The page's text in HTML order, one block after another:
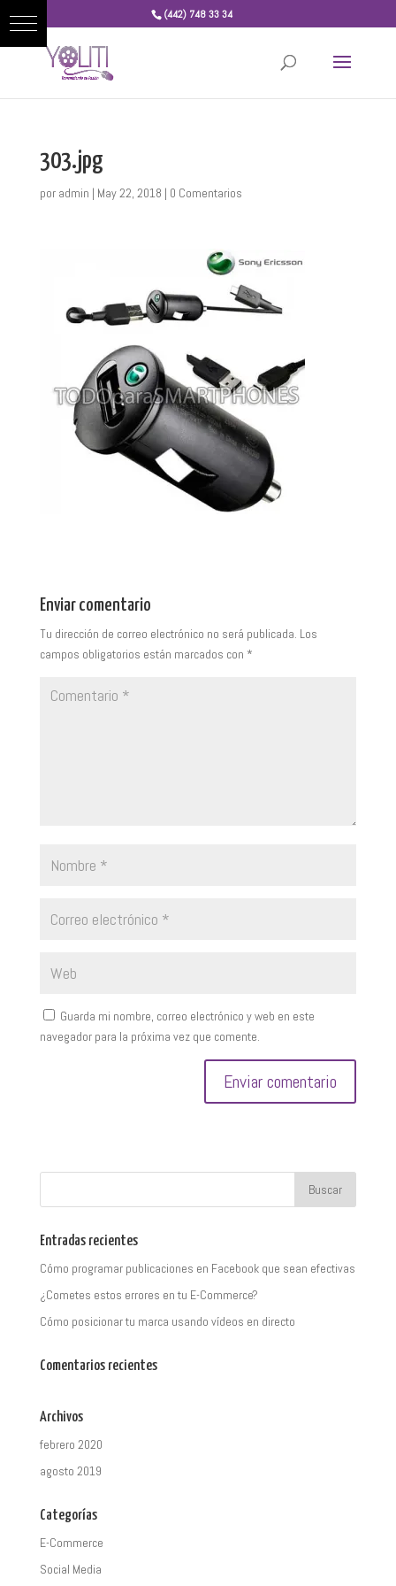
(442) 748 33 34
303.jpg
por admin | May 22, 2018 | 0 Comentarios
Enviar comentario
Tu dirección de correo electrónico no será publicada. Los
campos obligatorios están marcados con *
Guarda mi nombre, correo electrónico y web en este
navegador para la próxima vez que comente.
Entradas recientes
Cómo programar publicaciones en Facebook que sean efectivas
¿Cometes estos errores en tu E-Commerce?
Cómo posicionar tu marca usando vídeos en directo
Comentarios recientes
Archivos
febrero 2020
agosto 2019
Categorías
E-Commerce
Social Media